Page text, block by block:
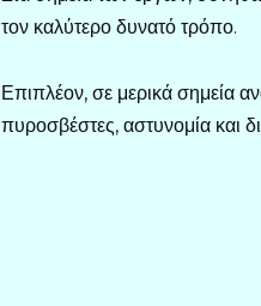
τον καλύτερο δυνατό τρόπο.
Επιπλέον, σε μερικά σημεία
πυροσβέστες, αστυνομία και